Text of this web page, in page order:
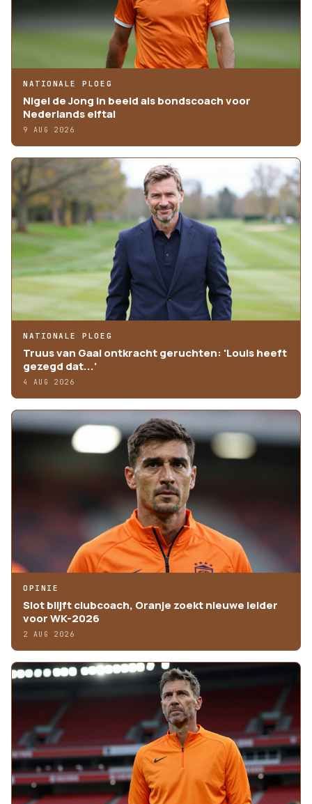
NATIONALE PLOEG
Nigel de Jong in beeld als bondscoach voor
Nederlands elftal
9 AUG 2026
NATIONALE PLOEG
Truus van Gaal ontkracht geruchten: 'Louis heeft
gezegd dat...'
4 AUG 2026
OPINIE
Slot blijft clubcoach, Oranje zoekt nieuwe leider
voor WK-2026
2 AUG 2026